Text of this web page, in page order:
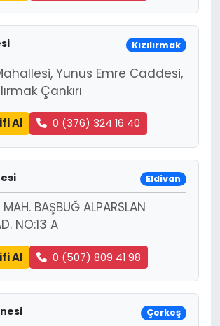
Kızılırmak
Yunus Emre Caddesi,
Çankırı
Al 0 (376) 324 16 40
Eldivan
BAŞBUĞ ALPARSLAN
NO:13 A
Al 0 (507) 809 41 98
Çerkeş